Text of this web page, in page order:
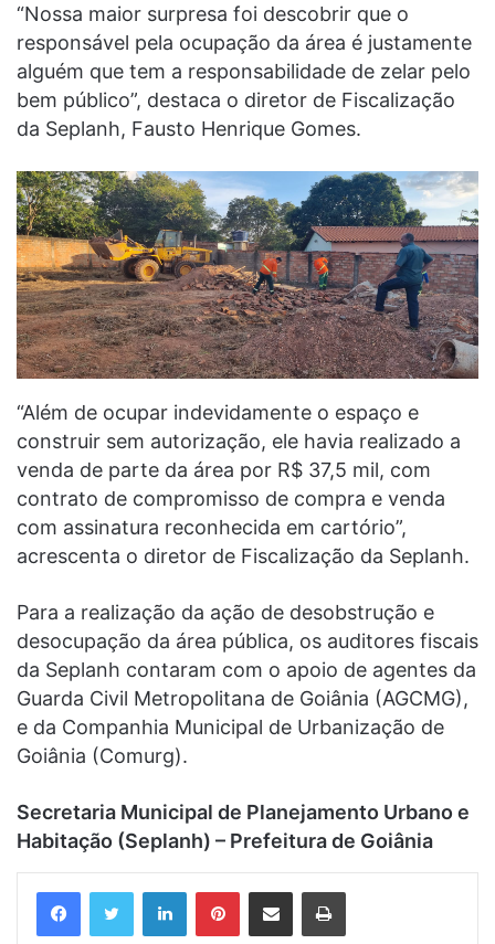
“Nossa maior surpresa foi descobrir que o
responsável pela ocupação da área é justamente
alguém que tem a responsabilidade de zelar pelo
bem público”, destaca o diretor de Fiscalização
da Seplanh, Fausto Henrique Gomes.
“Além de ocupar indevidamente o espaço e
construir sem autorização, ele havia realizado a
venda de parte da área por R$ 37,5 mil, com
contrato de compromisso de compra e venda
com assinatura reconhecida em cartório”,
acrescenta o diretor de Fiscalização da Seplanh.
Para a realização da ação de desobstrução e
desocupação da área pública, os auditores fiscais
da Seplanh contaram com o apoio de agentes da
Guarda Civil Metropolitana de Goiânia (AGCMG),
e da Companhia Municipal de Urbanização de
Goiânia (Comurg).
Secretaria Municipal de Planejamento Urbano e
Habitação (Seplanh) – Prefeitura de Goiânia
LinkedinPinterestCompartilhar via e-mail Imprimir